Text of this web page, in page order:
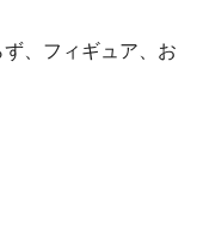
、フィギュア、お